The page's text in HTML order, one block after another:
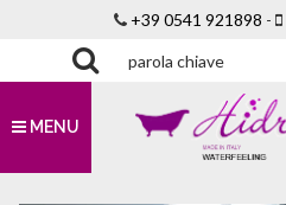
+39 0541 921898 -
MENU